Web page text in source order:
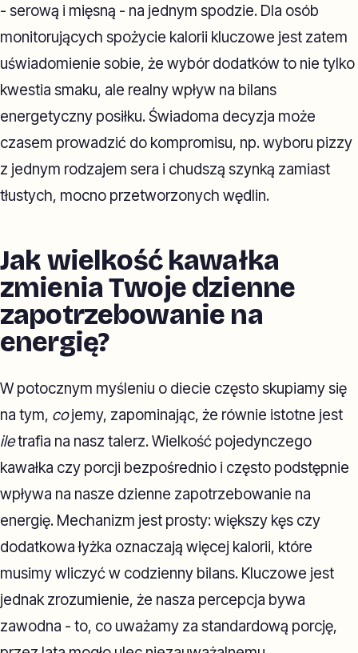
- serową i mięsną - na jednym spodzie. Dla osób
monitorujących spożycie kalorii kluczowe jest zatem
uświadomienie sobie, że wybór dodatków to nie tylko
kwestia smaku, ale realny wpływ na bilans
energetyczny posiłku. Świadoma decyzja może
czasem prowadzić do kompromisu, np. wyboru pizzy
z jednym rodzajem sera i chudszą szynką zamiast
tłustych, mocno przetworzonych wędlin.
Jak wielkość kawałka
zmienia Twoje dzienne
zapotrzebowanie na
energię?
W potocznym myśleniu o diecie często skupiamy się
na tym, cojemy, zapominając, że równie istotne jest
iletrafia na nasz talerz. Wielkość pojedynczego
kawałka czy porcji bezpośrednio i często podstępnie
wpływa na nasze dzienne zapotrzebowanie na
energię. Mechanizm jest prosty: większy kęs czy
dodatkowa łyżka oznaczają więcej kalorii, które
musimy wliczyć w codzienny bilans. Kluczowe jest
jednak zrozumienie, że nasza percepcja bywa
zawodna - to, co uważamy za standardową porcję,